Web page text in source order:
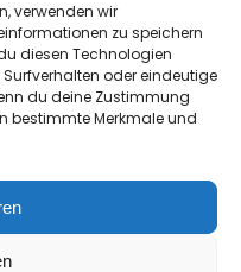
verwenden wir
zu speichern
diesen Technologien
oder eindeutige
du deine Zustimmung
bestimmte Merkmale und